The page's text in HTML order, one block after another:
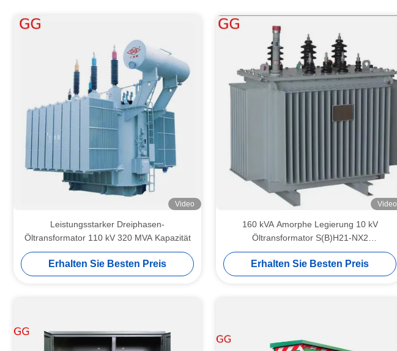
Video
Leistungsstarker Dreiphasen-
Öltransformator 110 kV 320 MVA Kapazität
Erhalten Sie Besten Preis
Video
160 kVA Amorphe Legierung 10 kV
Öltransformator S(B)H21-NX2
Energieeffizienz Level 2
Erhalten Sie Besten Preis